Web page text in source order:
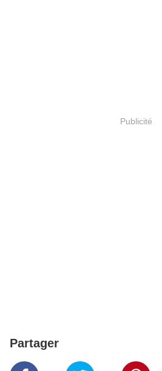
Publicité
Partager